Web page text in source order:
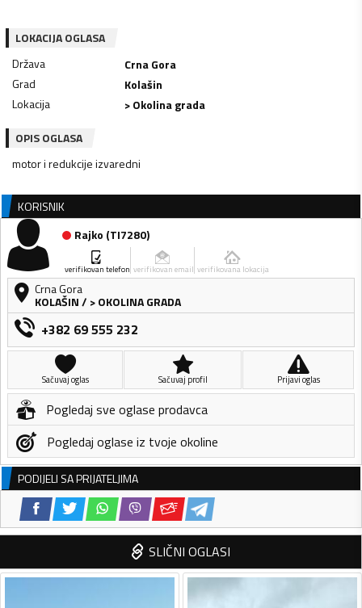
LOKACIJA OGLASA
Država
Crna Gora
Grad
Kolašin
Lokacija
> Okolina grada
OPIS OGLASA
motor i redukcije izvaredni
KORISNIK
Rajko (TI7280)
verifikovan telefon verifikovan email verifikovana lokacija
Crna Gora
KOLAŠIN/ > OKOLINA GRADA
+382 69 555 232
Sačuvaj oglas Sačuvaj profil Prijavi oglas
Pogledaj sve oglase prodavca
Pogledaj oglase iz tvoje okoline
PODIJELI SA PRIJATELJIMA
SLIČNI OGLASI